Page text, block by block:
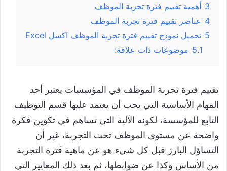
3 أهمية تقييم فترة تجربة الموظف
4 عناصر تقييم فترة تجربة الموظف
5 تحميل نموذج تقييم فترة تجربة الموظف اكسل Excel
5.1 موضوعات ذات علاقة:
تقييم فترة تجربة الموظف في المؤسسات يعتبر أحد
المهام الأساسية التي يجب أن يعتمد عليها قسم التوظيف
التابع للمؤسسة، لكونه الآلية التي تساهم في تكوين فكرة
واضحة عن مستوى الموظف تحت التجربة، غير أن
التساؤل البارز قبل كل شيء هو عن ماهية فَترة التجربة
من الأساس وكذا عن ضوابطها، ثم بعد ذلك المعايير التي